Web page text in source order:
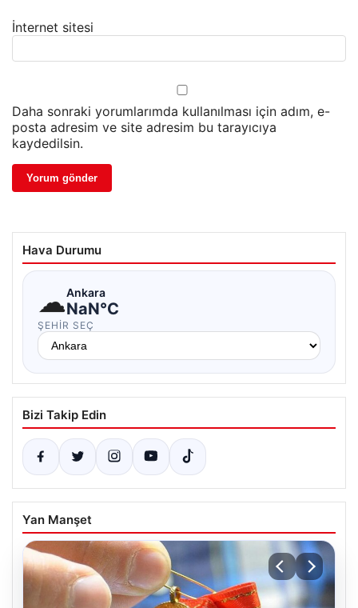
İnternet sitesi
Daha sonraki yorumlarımda kullanılması için adım, e-
posta adresim ve site adresim bu tarayıcıya
kaydedilsin.
Hava Durumu
☁Ankara
NaN°C
ŞEHIR SEÇ
Bizi Takip Edin
Yan Manşet